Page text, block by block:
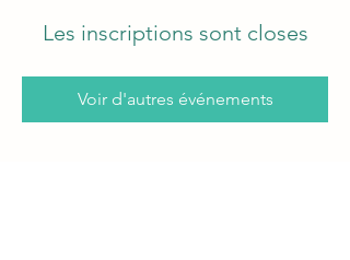
Les inscriptions sont closes
Voir d'autres événements